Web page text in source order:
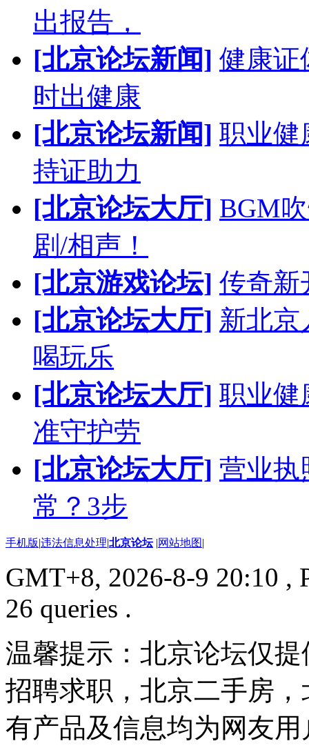
出报告，
[北京论坛新闻] 健康证
时出健康
[北京论坛新闻] 职业健
持证助力
[北京论坛大厅] BGM
剧/相声！
[北京游戏论坛] 传奇新
[北京论坛大厅] 新北京
喝玩乐
[北京论坛大厅] 职业健
准守护劳
[北京论坛大厅] 营业执
常？3步
手机版|违法信息处理|北京论坛 |网站地图|
GMT+8, 2026-8-9 20:10 ,
26 queries .
温馨提示：北京论坛仅
招聘求职，北京二手房
有产品及信息均为网友